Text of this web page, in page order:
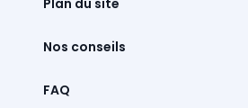
Nos conseils
FAQ